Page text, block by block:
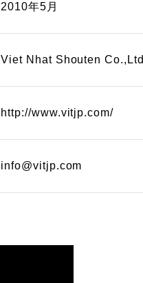
2010年5月
Viet Nhat Shouten Co.,Ltd
http://www.vitjp.com/
info@vitjp.com